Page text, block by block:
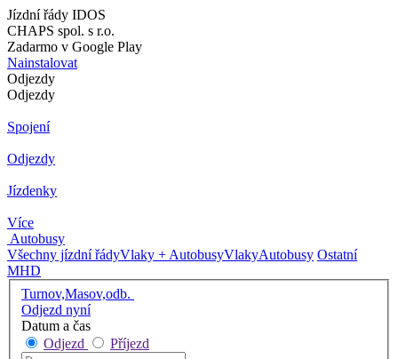
Jízdní řády IDOS
CHAPS spol. s r.o.
Zadarmo v Google Play
Nainstalovat
Odjezdy
Odjezdy
Spojení
Odjezdy
Jízdenky
Více
Autobusy
Všechny jízdní řádyVlaky + AutobusyVlakyAutobusy Ostatní
MHD
Turnov,Masov,odb.
Odjezd nyní
Datum a čas
Odjezd
Příjezd